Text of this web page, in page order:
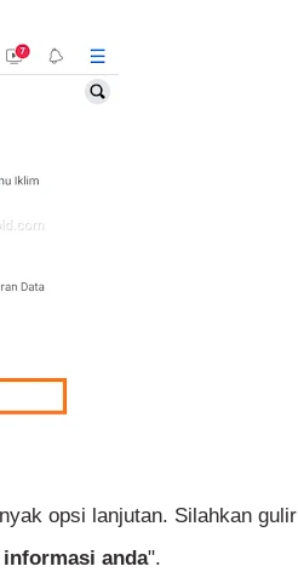
opsi lanjutan. Silahkan gulir
anda".